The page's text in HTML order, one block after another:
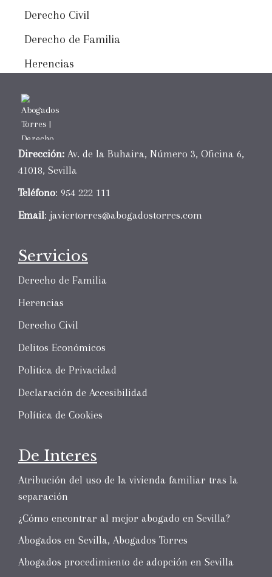
Derecho Civil
Derecho de Familia
Herencias
Dirección: Av. de la Buhaira, Número 3, Oficina 6,
41018, Sevilla
Teléfono: 954 222 111
Email: javiertorres@abogadostorres.com
Servicios
Derecho de Familia
Herencias
Derecho Civil
Delitos Económicos
Politica de Privacidad
Declaración de Accesibilidad
Política de Cookies
De Interes
Atribución del uso de la vivienda familiar tras la
separación
¿Cómo encontrar al mejor abogado en Sevilla?
Abogados en Sevilla, Abogados Torres
Abogados procedimiento de adopción en Sevilla